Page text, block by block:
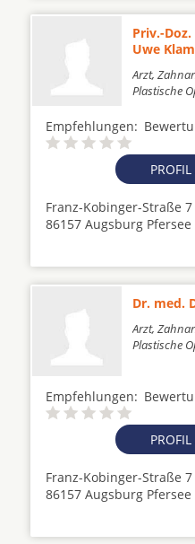
Priv.-
Uwe
Arzt,
Plastische
Empfehlungen:
Franz-Kobinger-Straße 7
86157 Augsburg Pfersee
Dr. med.
Arzt,
Plastische
Empfehlungen:
Franz-Kobinger-Straße 7
86157 Augsburg Pfersee